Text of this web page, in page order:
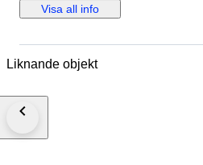
New, very good Dimensions: approx.
Shipping: UPS/FedEx/DHL Our carpets are all professionally cleaned and
Visa all info
Liknande objekt